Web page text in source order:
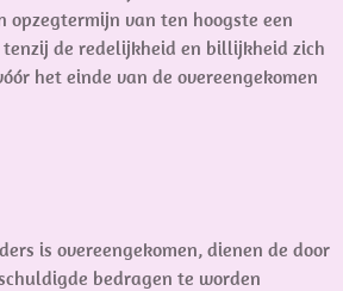
opzegtermijn van ten hoogste een
de redelijkheid en billijkheid zich
het einde van de overeengekomen
is overeengekomen, dienen de door
bedragen te worden